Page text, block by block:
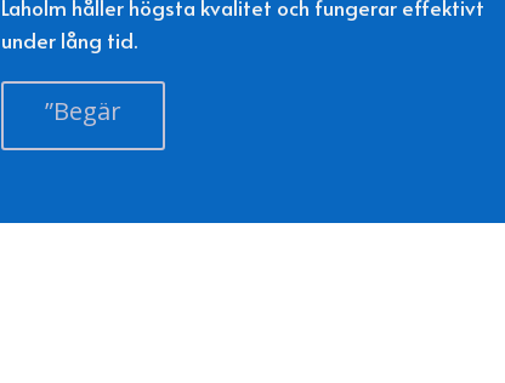
Laholm håller högsta kvalitet och fungerar effektivt
under lång tid.
”Begär